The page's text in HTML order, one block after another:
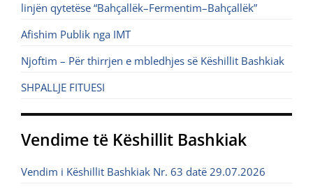
linjën qytetëse “Bahçallëk–Fermentim–Bahçallëk”
Afishim Publik nga IMT
Njoftim – Për thirrjen e mbledhjes së Këshillit Bashkiak
SHPALLJE FITUESI
Vendime të Këshillit Bashkiak
Vendim i Këshillit Bashkiak Nr. 63 datë 29.07.2026